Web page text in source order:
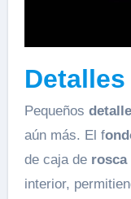
Pequeños
aún más. El f
de caja de rosca
interior,